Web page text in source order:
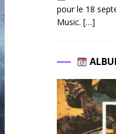
pour le 18
Music. […]